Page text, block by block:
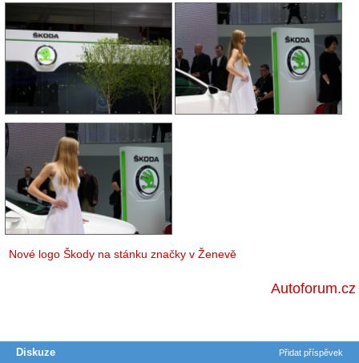
Nové logo Škody na stánku značky v Ženevě
Autoforum.cz
Diskuze
Přidat příspěvek